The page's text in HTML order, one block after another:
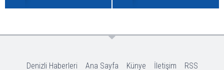
Denizli Haberleri Ana Sayfa Künye İletişim RSS